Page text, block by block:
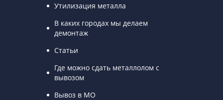
Утилизация металла
В каких городах мы делаем
демонтаж
Статьи
Где можно сдать металлолом с
вывозом
Вывоз в МО